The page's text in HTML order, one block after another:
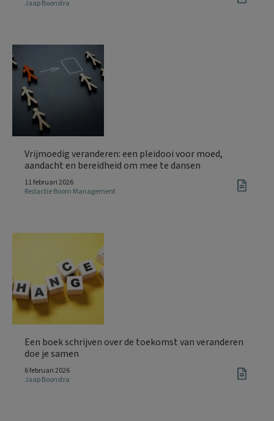
Jaap Boonstra
Vrijmoedig veranderen: een pleidooi voor moed,
aandacht en bereidheid om mee te dansen
11 februari 2026
Redactie Boom Management
Een boek schrijven over de toekomst van veranderen
doe je samen
6 februari 2026
Jaap Boonstra